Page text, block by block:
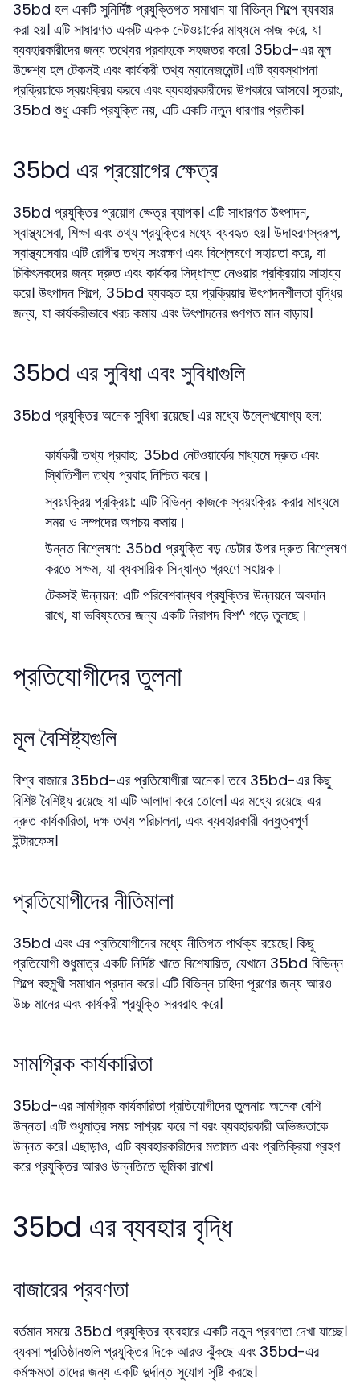
35bd হল একটি সুনির্দিষ্ট প্রযুক্তিগত সমাধান যা বিভিন্ন শিল্পে ব্যবহার
করা হয়। এটি সাধারণত একটি একক নেটওয়ার্কের মাধ্যমে কাজ করে, যা
ব্যবহারকারীদের জন্য তথ্যের প্রবাহকে সহজতর করে। 35bd-এর মূল
উদ্দেশ্য হল টেকসই এবং কার্যকরী তথ্য ম্যানেজমেন্ট। এটি ব্যবস্থাপনা
প্রক্রিয়াকে স্বয়ংক্রিয় করবে এবং ব্যবহারকারীদের উপকারে আসবে। সুতরাং,
35bd শুধু একটি প্রযুক্তি নয়, এটি একটি নতুন ধারণার প্রতীক।
35bd এর প্রয়োগের ক্ষেত্র
35bd প্রযুক্তির প্রয়োগ ক্ষেত্র ব্যাপক। এটি সাধারণত উৎপাদন,
স্বাস্থ্যসেবা, শিক্ষা এবং তথ্য প্রযুক্তির মধ্যে ব্যবহৃত হয়। উদাহরণস্বরূপ,
স্বাস্থ্যসেবায় এটি রোগীর তথ্য সংরক্ষণ এবং বিশ্লেষণে সহায়তা করে, যা
চিকিৎসকদের জন্য দ্রুত এবং কার্যকর সিদ্ধান্ত নেওয়ার প্রক্রিয়ায় সাহায্য
করে। উৎপাদন শিল্পে, 35bd ব্যবহৃত হয় প্রক্রিয়ার উৎপাদনশীলতা বৃদ্ধির
জন্য, যা কার্যকরীভাবে খরচ কমায় এবং উৎপাদনের গুণগত মান বাড়ায়।
35bd এর সুবিধা এবং সুবিধাগুলি
35bd প্রযুক্তির অনেক সুবিধা রয়েছে। এর মধ্যে উল্লেখযোগ্য হল:
কার্যকরী তথ্য প্রবাহ: 35bd নেটওয়ার্কের মাধ্যমে দ্রুত এবং
স্থিতিশীল তথ্য প্রবাহ নিশ্চিত করে।
স্বয়ংক্রিয় প্রক্রিয়া: এটি বিভিন্ন কাজকে স্বয়ংক্রিয় করার মাধ্যমে
সময় ও সম্পদের অপচয় কমায়।
উন্নত বিশ্লেষণ: 35bd প্রযুক্তি বড় ডেটার উপর দ্রুত বিশ্লেষণ
করতে সক্ষম, যা ব্যবসায়িক সিদ্ধান্ত গ্রহণে সহায়ক।
টেকসই উন্নয়ন: এটি পরিবেশবান্ধব প্রযুক্তির উন্নয়নে অবদান
রাখে, যা ভবিষ্যতের জন্য একটি নিরাপদ বিশ^ গড়ে তুলছে।
প্রতিযোগীদের তুলনা
মূল বৈশিষ্ট্যগুলি
বিশ্ব বাজারে 35bd-এর প্রতিযোগীরা অনেক। তবে 35bd-এর কিছু
বিশিষ্ট বৈশিষ্ট্য রয়েছে যা এটি আলাদা করে তোলে। এর মধ্যে রয়েছে এর
দ্রুত কার্যকারিতা, দক্ষ তথ্য পরিচালনা, এবং ব্যবহারকারী বন্ধুত্বপূর্ণ
ইন্টারফেস।
প্রতিযোগীদের নীতিমালা
35bd এবং এর প্রতিযোগীদের মধ্যে নীতিগত পার্থক্য রয়েছে। কিছু
প্রতিযোগী শুধুমাত্র একটি নির্দিষ্ট খাতে বিশেষায়িত, যেখানে 35bd বিভিন্ন
শিল্পে বহুমুখী সমাধান প্রদান করে। এটি বিভিন্ন চাহিদা পূরণের জন্য আরও
উচ্চ মানের এবং কার্যকরী প্রযুক্তি সরবরাহ করে।
সামগ্রিক কার্যকারিতা
35bd-এর সামগ্রিক কার্যকারিতা প্রতিযোগীদের তুলনায় অনেক বেশি
উন্নত। এটি শুধুমাত্র সময় সাশ্রয় করে না বরং ব্যবহারকারী অভিজ্ঞতাকে
উন্নত করে। এছাড়াও, এটি ব্যবহারকারীদের মতামত এবং প্রতিক্রিয়া গ্রহণ
করে প্রযুক্তির আরও উন্নতিতে ভূমিকা রাখে।
35bd এর ব্যবহার বৃদ্ধি
বাজারের প্রবণতা
বর্তমান সময়ে 35bd প্রযুক্তির ব্যবহারে একটি নতুন প্রবণতা দেখা যাচ্ছে।
ব্যবসা প্রতিষ্ঠানগুলি প্রযুক্তির দিকে আরও ঝুঁকছে এবং 35bd-এর
কর্মক্ষমতা তাদের জন্য একটি দুর্দান্ত সুযোগ সৃষ্টি করছে।